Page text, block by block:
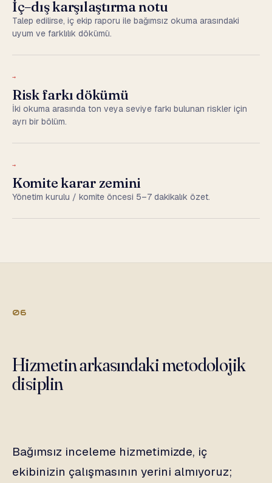
İç–dış karşılaştırma notu
Talep edilirse, iç ekip raporu ile bağımsız okuma arasındaki
uyum ve farklılık dökümü.
→
Risk farkı dökümü
İki okuma arasında ton veya seviye farkı bulunan riskler için
ayrı bir bölüm.
→
Komite karar zemini
Yönetim kurulu / komite öncesi 5–7 dakikalık özet.
06
Hizmetin arkasındaki metodolojik
disiplin
Bağımsız inceleme hizmetimizde, iç
ekibinizin çalışmasının yerini almıyoruz;